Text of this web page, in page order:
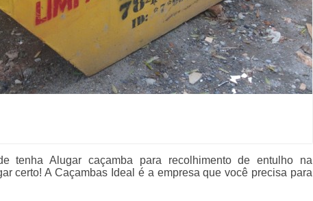
tenha Alugar caçamba para recolhimento de entulho na
certo! A Caçambas Ideal é a empresa que você precisa para